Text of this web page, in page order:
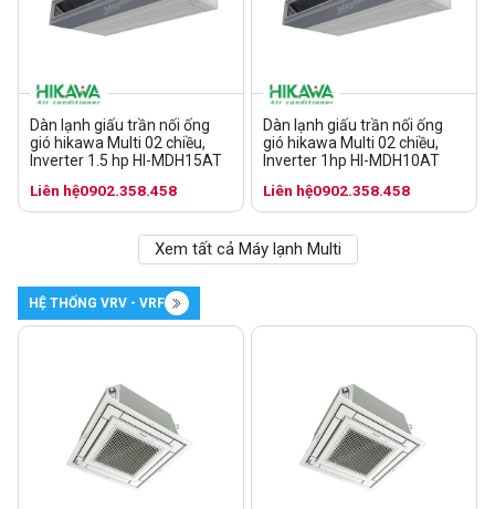
Dàn lạnh giấu trần nối ống
gió hikawa Multi 02 chiều,
Inverter 1.5 hp HI-MDH15AT
Liên hệ0902.358.458
Dàn lạnh giấu trần nối ống
gió hikawa Multi 02 chiều,
Inverter 1hp HI-MDH10AT
Liên hệ0902.358.458
Xem tất cả Máy lạnh Multi
HỆ THỐNG VRV - VRF